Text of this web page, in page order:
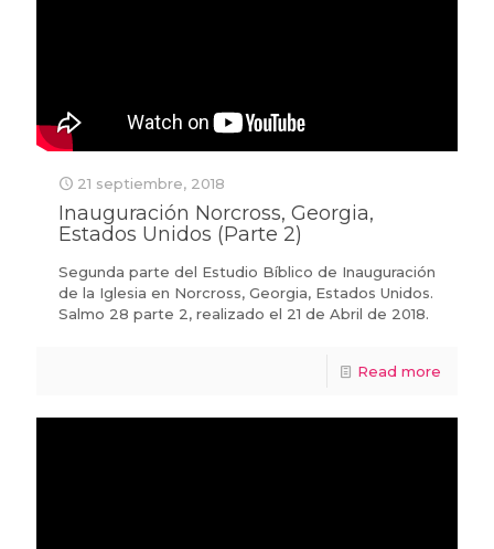
21 septiembre, 2018
Inauguración Norcross, Georgia,
Estados Unidos (Parte 2)
Segunda parte del Estudio Bíblico de Inauguración
de la Iglesia en Norcross, Georgia, Estados Unidos.
Salmo 28 parte 2, realizado el 21 de Abril de 2018.
Read more